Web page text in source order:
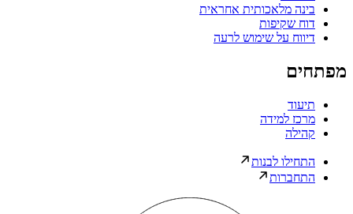
בינה מלאכותית אחראית
דוח שקיפות
דיווח על שימוש לרעה
מפתחים
תיעוד
מרכז למידה
קהילה
התחילו לבנות
התחברות